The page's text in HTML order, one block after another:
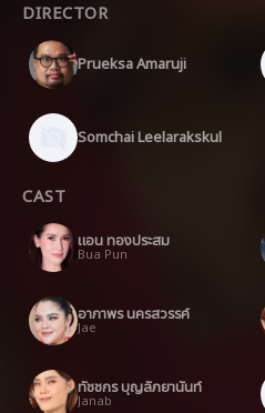
DIRECTOR
Prueksa Amaruji
Somchai Leelarakskul
CAST
แอน ทองประสม
Bua Pun
อาภาพร นครสวรรค์
Jae
ทัชชกร บุญลัภยานันท์
Janab